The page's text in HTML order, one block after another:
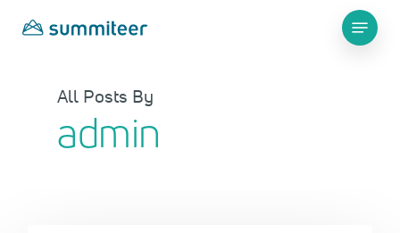
Menu
All Posts By
admin